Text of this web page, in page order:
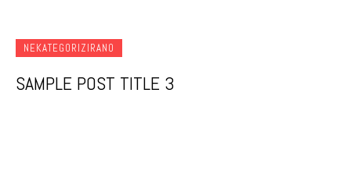
NEKATEGORIZIRANO
SAMPLE POST TITLE 3